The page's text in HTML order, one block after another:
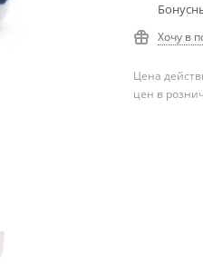
Хочу в
Цена
цен в